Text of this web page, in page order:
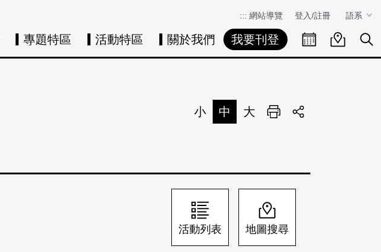
::: 網站導覽 登入/註冊 語系
專題特區 活動特區 關於我們 我要刊登 活動日曆活動地圖展
小 中 大 列印
活動列表 地圖搜尋